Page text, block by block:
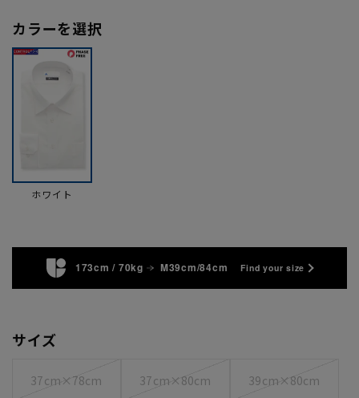
カラーを選択
ホワイト
173cm / 70kg M39cm/84cm Find your size
サイズ
37cm×78cm 37cm×80cm 39cm×80cm